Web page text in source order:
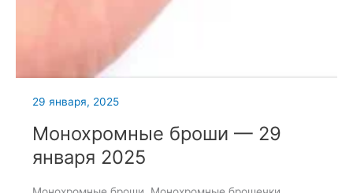
29 января, 2025
Монохромные броши — 29
января 2025